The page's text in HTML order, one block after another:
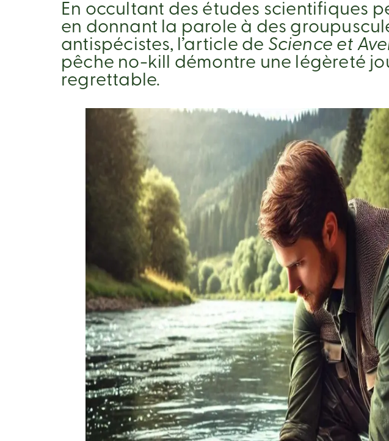
En occultant des études scientifiques
en donnant la parole à des
antispécistes, l’article de Science et
pêche no-kill démontre une légèreté
regrettable.